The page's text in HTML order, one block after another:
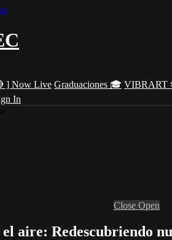
] Now Live Graduaciones 🎓 VIBRART
In
Close Open
el aire: Redescubriendo